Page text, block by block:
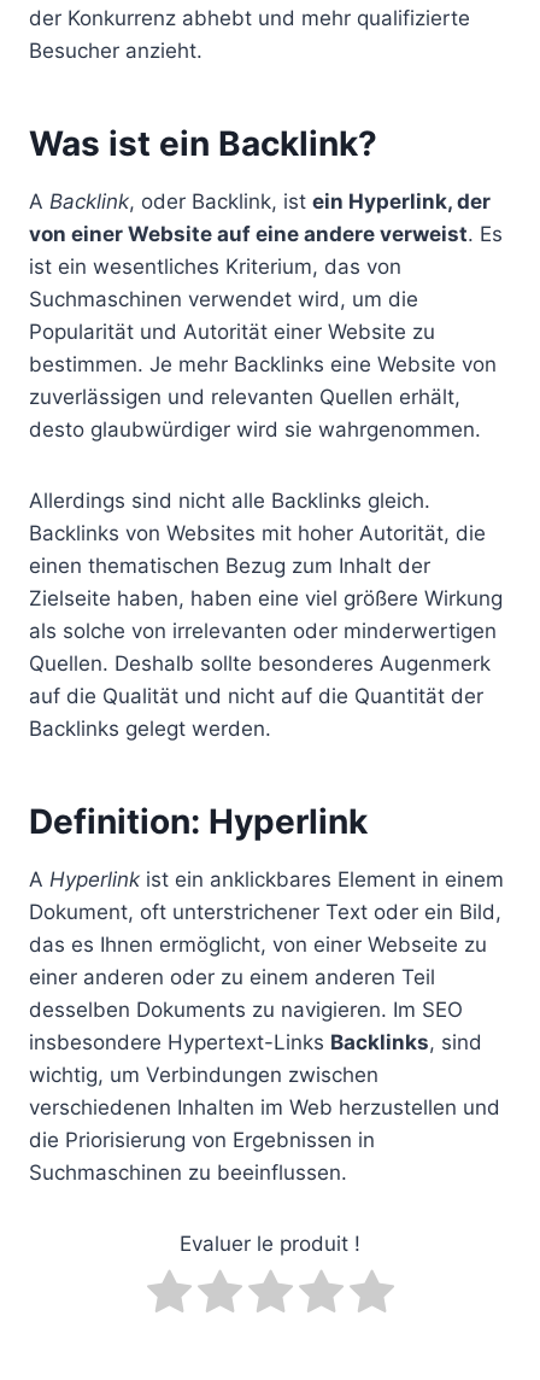
der Konkurrenz abhebt und mehr qualifizierte
Besucher anzieht.
Was ist ein Backlink?
A Backlink, oder Backlink, ist ein Hyperlink, der
von einer Website auf eine andere verweist. Es
ist ein wesentliches Kriterium, das von
Suchmaschinen verwendet wird, um die
Popularität und Autorität einer Website zu
bestimmen. Je mehr Backlinks eine Website von
zuverlässigen und relevanten Quellen erhält,
desto glaubwürdiger wird sie wahrgenommen.
Allerdings sind nicht alle Backlinks gleich.
Backlinks von Websites mit hoher Autorität, die
einen thematischen Bezug zum Inhalt der
Zielseite haben, haben eine viel größere Wirkung
als solche von irrelevanten oder minderwertigen
Quellen. Deshalb sollte besonderes Augenmerk
auf die Qualität und nicht auf die Quantität der
Backlinks gelegt werden.
Definition: Hyperlink
A Hyperlink ist ein anklickbares Element in einem
Dokument, oft unterstrichener Text oder ein Bild,
das es Ihnen ermöglicht, von einer Webseite zu
einer anderen oder zu einem anderen Teil
desselben Dokuments zu navigieren. Im SEO
insbesondere Hypertext-Links Backlinks, sind
wichtig, um Verbindungen zwischen
verschiedenen Inhalten im Web herzustellen und
die Priorisierung von Ergebnissen in
Suchmaschinen zu beeinflussen.
Evaluer le produit !